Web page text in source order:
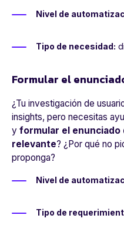
Nivel de
Tipo de necesidad:
Formular el
¿Tu investigación de
insights, pero necesitas
y formular el enunciado
relevante? ¿Por qué no
proponga?
Nivel de
Tipo de